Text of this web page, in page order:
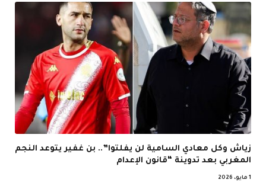
زياش وكل معادي السامية لن يفلتوا”.. بن غفير يتوعد النجم
المغربي بعد تدوينة “قانون الإعدام
1 مايو، 2026